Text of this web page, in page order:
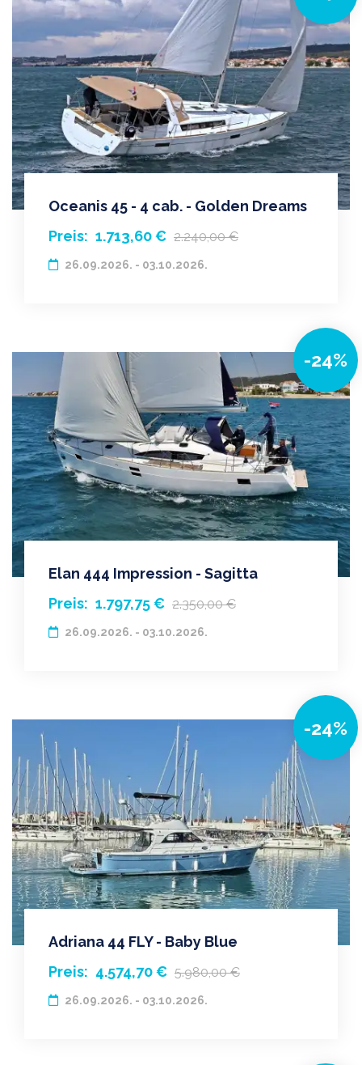
Oceanis 45 - 4 cab. - Golden Dreams
Preis: 1.713,60 € 2.240,00 €
26.09.2026. - 03.10.2026.
-24%
Elan 444 Impression - Sagitta
Preis: 1.797,75 € 2.350,00 €
26.09.2026. - 03.10.2026.
-24%
Adriana 44 FLY - Baby Blue
Preis: 4.574,70 € 5.980,00 €
26.09.2026. - 03.10.2026.